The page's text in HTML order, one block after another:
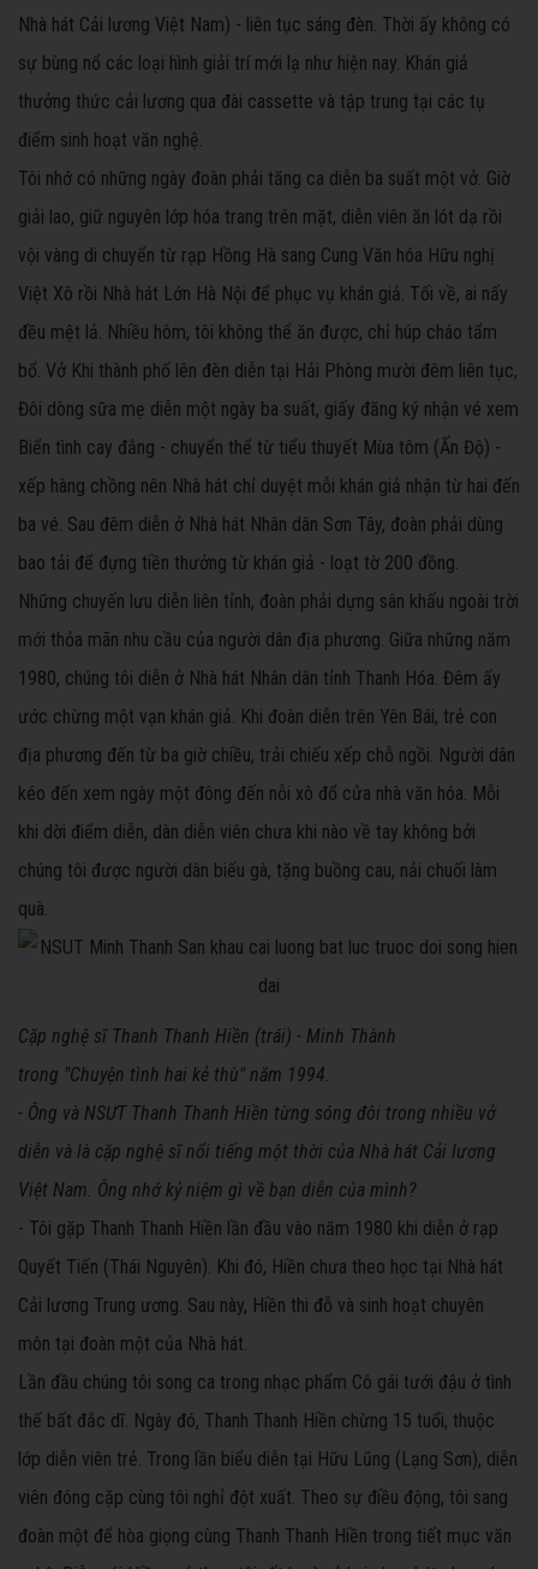
Nhà hát Cải lương Việt Nam) - liên tục sáng đèn. Thời ấy không có
sự bùng nổ các loại hình giải trí mới lạ như hiện nay. Khán giả
thưởng thức cải lương qua đài cassette và tập trung tại các tụ
điểm sinh hoạt văn nghệ.
Tôi nhớ có những ngày đoàn phải tăng ca diễn ba suất một vở. Giờ
giải lao, giữ nguyên lớp hóa trang trên mặt, diễn viên ăn lót dạ rồi
vội vàng di chuyển từ rạp Hồng Hà sang Cung Văn hóa Hữu nghị
Việt Xô rồi Nhà hát Lớn Hà Nội để phục vụ khán giả. Tối về, ai nấy
đều mệt lả. Nhiều hôm, tôi không thể ăn được, chỉ húp cháo tẩm
bổ. Vở Khi thành phố lên đèn diễn tại Hải Phòng mười đêm liên tục,
Đôi dòng sữa mẹ diễn một ngày ba suất, giấy đăng ký nhận vé xem
Biển tình cay đắng - chuyển thể từ tiểu thuyết Mùa tôm (Ấn Độ) -
xếp hàng chồng nên Nhà hát chỉ duyệt mỗi khán giả nhận từ hai đến
ba vé. Sau đêm diễn ở Nhà hát Nhân dân Sơn Tây, đoàn phải dùng
bao tải để đựng tiền thưởng từ khán giả - loạt tờ 200 đồng.
Những chuyến lưu diễn liên tỉnh, đoàn phải dựng sân khấu ngoài trời
mới thỏa mãn nhu cầu của người dân địa phương. Giữa những năm
1980, chúng tôi diễn ở Nhà hát Nhân dân tỉnh Thanh Hóa. Đêm ấy
ước chừng một vạn khán giả. Khi đoàn diễn trên Yên Bái, trẻ con
địa phương đến từ ba giờ chiều, trải chiếu xếp chỗ ngồi. Người dân
kéo đến xem ngày một đông đến nỗi xô đổ cửa nhà văn hóa. Mỗi
khi dời điểm diễn, dàn diễn viên chưa khi nào về tay không bởi
chúng tôi được người dân biếu gà, tặng buồng cau, nải chuối làm
quà.
Cặp nghệ sĩ Thanh Thanh Hiền (trái) - Minh Thành
trong "Chuyện tình hai kẻ thù" năm 1994.
- Ông và NSƯT Thanh Thanh Hiền từng sóng đôi trong nhiều vở
diễn và là cặp nghệ sĩ nổi tiếng một thời của Nhà hát Cải lương
Việt Nam. Ông nhớ kỷ niệm gì về bạn diễn của mình?
- Tôi gặp Thanh Thanh Hiền lần đầu vào năm 1980 khi diễn ở rạp
Quyết Tiến (Thái Nguyên). Khi đó, Hiền chưa theo học tại Nhà hát
Cải lương Trung ương. Sau này, Hiền thi đỗ và sinh hoạt chuyên
môn tại đoàn một của Nhà hát.
Lần đầu chúng tôi song ca trong nhạc phẩm Cô gái tưới đậu ở tình
thế bất đắc dĩ. Ngày đó, Thanh Thanh Hiền chừng 15 tuổi, thuộc
lớp diễn viên trẻ. Trong lần biểu diễn tại Hữu Lũng (Lạng Sơn), diễn
viên đóng cặp cùng tôi nghỉ đột xuất. Theo sự điều động, tôi sang
đoàn một để hòa giọng cùng Thanh Thanh Hiền trong tiết mục văn